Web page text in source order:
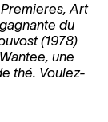
Art
du
(1978)
une
thé. Voulez-